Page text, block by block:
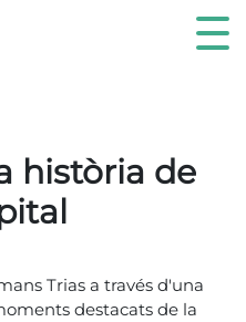
història de
Trias a través d'una
destacats de la